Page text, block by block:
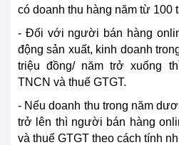
có doanh thu hàng năm từ 100
- Đối với người bán hàng
động sản xuất, kinh doanh
triệu đồng/ năm trở xuống
TNCN và thuế GTGT.
- Nếu doanh thu trong năm
trở lên thì người bán hàng
và thuế GTGT theo cách tính